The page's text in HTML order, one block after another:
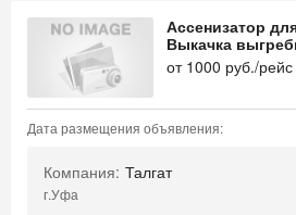
Ассенизатор
Выкачка
от 1000 руб./рейс
Дата размещения объявления:
Компания: Талгат
г.Уфа